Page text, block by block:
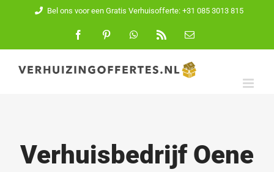
inhoud
Bel ons voor een Gratis Verhuisofferte: +31 085 3013 815
FacebookPinterest WhatsApp
E-
Verhuisbedrijf Oene